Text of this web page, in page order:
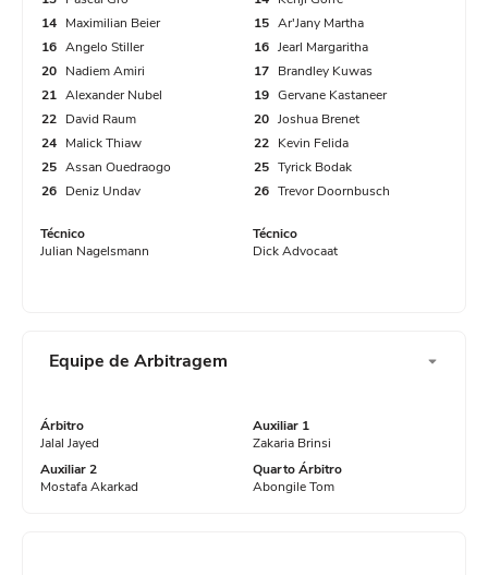
Substituição Alemanha, entra em campo
Antonio Rüdiger substituindo Nico
Schlotterbeck.
Substituição Alemanha, entra em campo
Leon Goretzka substituindo Jonathan Tah.
27' Partida recomeça.
vai aplicando a maior goleada desta Copa do
24'
Partida interrompida devido a pausa para
hidratação de.
com um passe em profundidade.
30'
Escanteio, Alemanha. Cedido por Riechedly
Bazoer.
Finalização bloqueada, Aleksandar Pavlovic
fora da área. Assistência de Leroy Sané.
28'
Finalização defendida no centro superior do
14 Maximilian Beier
16 Angelo Stiller
20 Nadiem Amiri
21 Alexander Nubel
22 David Raum
24 Malick Thiaw
25 Assan Ouedraogo
26 Deniz Undav
Técnico
Julian Nagelsmann
15 Ar'Jany Martha
16 Jearl Margaritha
17 Brandley Kuwas
19 Gervane Kastaneer
20 Joshua Brenet
22 Kevin Felida
25 Tyrick Bodak
26 Trevor Doornbusch
Técnico
Dick Advocaat
Equipe de Arbitragem
Árbitro
Jalal Jayed
Auxiliar 1
Zakaria Brinsi
Auxiliar 2
Mostafa Akarkad
Quarto Árbitro
Abongile Tom